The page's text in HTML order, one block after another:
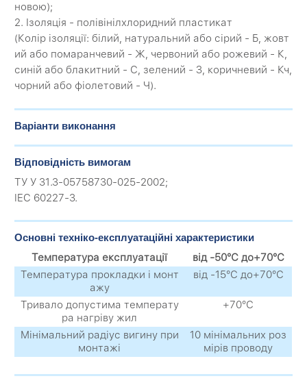
новою);
2. Ізоляція - полівінілхлоридний пластикат
(Колір ізоляції: білий, натуральний або сірий - Б, жовт
ий або помаранчевий - Ж, червоний або рожевий - К,
синій або блакитний - С, зелений - З, коричневий - Кч,
чорний або фіолетовий - Ч).
Варіанти виконання
Відповідність вимогам
ТУ У 31.3-05758730-025-2002;
IEC 60227-3.
Основні техніко-експлуатаційні характеристики
Температура експлуатації
від -50°С до+70°С
Температура прокладки і монт
ажу
від -15°С до+70°С
Тривало допустима температу
ра нагріву жил
+70°С
Мінімальний радіус вигину при
монтажі
10 мінімальних роз
мірів проводу